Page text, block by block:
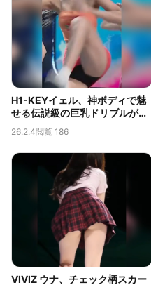
H1-KEYイェル、神ボディで魅
せる伝説級の巨乳ドリブルが話
26.2.4閲覧 186
VIVIZ ウナ、チェック柄スカー